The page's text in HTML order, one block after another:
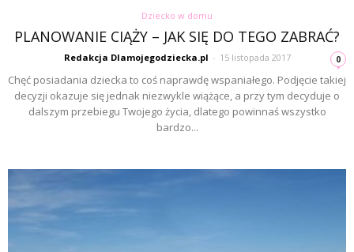
Dziecko w domu
PLANOWANIE CIĄŻY – JAK SIĘ DO TEGO ZABRAĆ?
Redakcja Dlamojegodziecka.pl - 15 listopada 2017 0
Chęć posiadania dziecka to coś naprawdę wspaniałego. Podjęcie takiej
decyzji okazuje się jednak niezwykle wiążące, a przy tym decyduje o
dalszym przebiegu Twojego życia, dlatego powinnaś wszystko
bardzo...